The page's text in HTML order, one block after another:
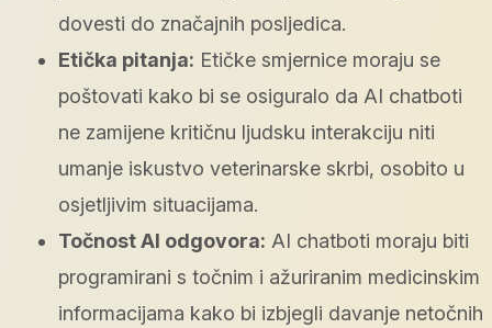
dovesti do značajnih posljedica.
Etička pitanja: Etičke smjernice moraju se
poštovati kako bi se osiguralo da AI chatboti
ne zamijene kritičnu ljudsku interakciju niti
umanje iskustvo veterinarske skrbi, osobito u
osjetljivim situacijama.
Točnost AI odgovora: AI chatboti moraju biti
programirani s točnim i ažuriranim medicinskim
informacijama kako bi izbjegli davanje netočnih